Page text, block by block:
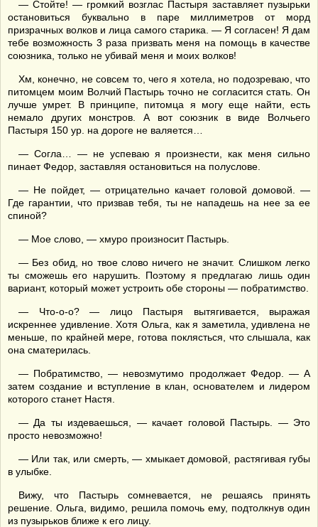
— Стойте! — громкий возглас Пастыря заставляет пузырьки
остановиться буквально в паре миллиметров от морд
призрачных волков и лица самого старика. — Я согласен! Я дам
тебе возможность 3 раза призвать меня на помощь в качестве
союзника, только не убивай меня и моих волков!
Хм, конечно, не совсем то, чего я хотела, но подозреваю, что
питомцем моим Волчий Пастырь точно не согласится стать. Он
лучше умрет. В принципе, питомца я могу еще найти, есть
немало других монстров. А вот союзник в виде Волчьего
Пастыря 150 ур. на дороге не валяется…
— Согла… — не успеваю я произнести, как меня сильно
пинает Федор, заставляя остановиться на полуслове.
— Не пойдет, — отрицательно качает головой домовой. —
Где гарантии, что призвав тебя, ты не нападешь на нее за ее
спиной?
— Мое слово, — хмуро произносит Пастырь.
— Без обид, но твое слово ничего не значит. Слишком легко
ты сможешь его нарушить. Поэтому я предлагаю лишь один
вариант, который может устроить обе стороны — побратимство.
— Что-о-о? — лицо Пастыря вытягивается, выражая
искреннее удивление. Хотя Ольга, как я заметила, удивлена не
меньше, по крайней мере, готова поклясться, что слышала, как
она сматерилась.
— Побратимство, — невозмутимо продолжает Федор. — А
затем создание и вступление в клан, основателем и лидером
которого станет Настя.
— Да ты издеваешься, — качает головой Пастырь. — Это
просто невозможно!
— Или так, или смерть, — хмыкает домовой, растягивая губы
в улыбке.
Вижу, что Пастырь сомневается, не решаясь принять
решение. Ольга, видимо, решила помочь ему, подтолкнув один
из пузырьков ближе к его лицу.